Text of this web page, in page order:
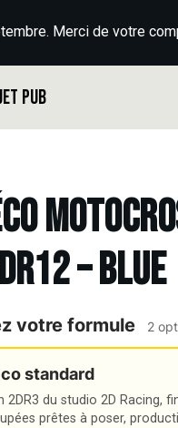
Merci de votre
Pub
– BLUE
votre formule 2
standard
2DR3 du studio 2D Racing,
prêtes à poser,